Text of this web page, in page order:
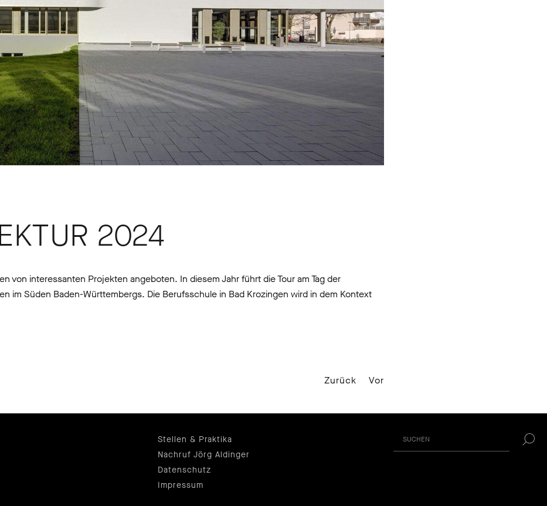
2024
von interessanten Projekten angeboten. In diesem Jahr führt die Tour am Tag der
im Süden Baden-Württembergs. Die Berufsschule in Bad Krozingen wird in dem Kontext
Zurück Vor
Stellen & Praktika
Nachruf Jörg Aldinger
Datenschutz
Impressum